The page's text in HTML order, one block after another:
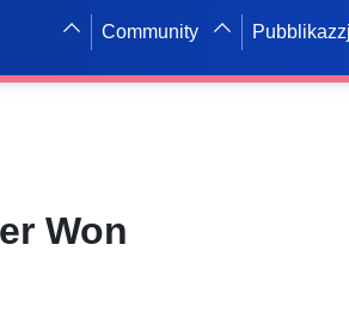
Community
Won